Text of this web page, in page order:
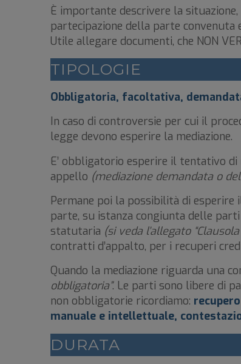
È importante descrivere la
partecipazione della parte convenuta
Utile allegare documenti, che NON
TIPOLOGIE
Obbligatoria, facoltativa,
In caso di controversie per cui il
legge devono esperire la mediazione.
E’ obbligatorio esperire il tentativo di
appello (mediazione demandata o
Permane poi la possibilità di
parte, su istanza congiunta delle parti
statutaria (si veda l’allegato
contratti d’appalto, per i recuperi
Quando la mediazione riguarda una
obbligatoria”. Le parti sono libere di
non obbligatorie ricordiamo:
manuale e intellettuale,
DURATA